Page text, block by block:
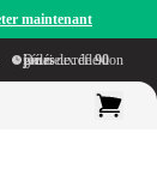
maintenant
Délai de réflexion généreux de
90 jours